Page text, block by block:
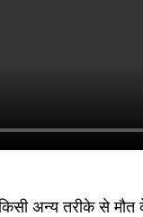
अन्य तरीके से मौत